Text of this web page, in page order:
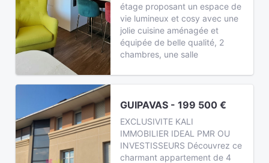
étage proposant un espace de
vie lumineux et cosy avec une
jolie cuisine aménagée et
équipée de belle qualité, 2
chambres, une salle
GUIPAVAS - 199 500 €
EXCLUSIVITE KALI
IMMOBILIER IDEAL PMR OU
INVESTISSEURS Découvrez ce
charmant appartement de 4